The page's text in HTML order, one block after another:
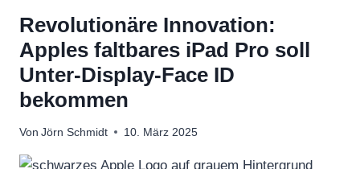
Revolutionäre Innovation:
Apples faltbares iPad Pro soll
Unter-Display-Face ID
bekommen
Von Jörn Schmidt 10. März 2025